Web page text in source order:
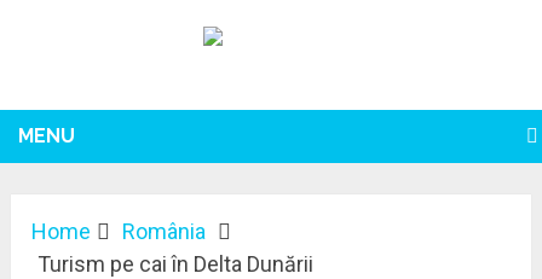
MENU
Home
România
Turism pe cai în Delta Dunării